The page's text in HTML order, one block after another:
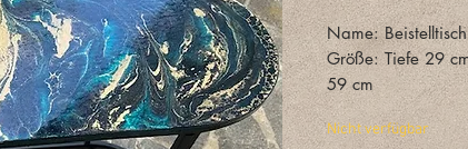
Name:
Größe: Tiefe 29
59 cm
Material: 2
Metall, Acryl,
Nicht verfügbar